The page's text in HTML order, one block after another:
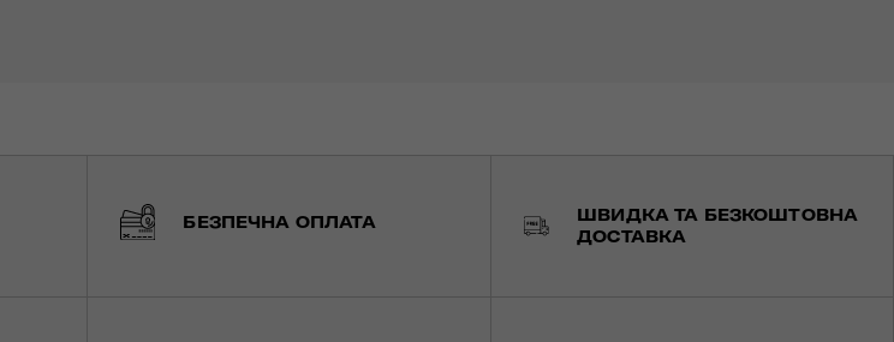
БЕЗПЕЧНА ОПЛАТА
ШВИДКА ТА БЕЗКОШТОВНА
ДОСТАВКА